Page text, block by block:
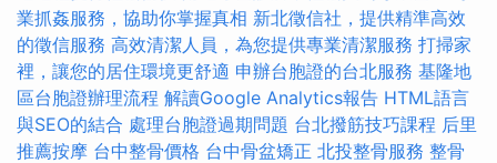
業抓姦服務，協助你掌握真相 新北徵信社，提供精準高效
的徵信服務 高效清潔人員，為您提供專業清潔服務 打掃家
裡，讓您的居住環境更舒適 申辦台胞證的台北服務 基隆地
區台胞證辦理流程 解讀Google Analytics報告 HTML語言
與SEO的結合 處理台胞證過期問題 台北撥筋技巧課程 后里
推薦按摩 台中整骨價格 台中骨盆矯正 北投整骨服務 整骨